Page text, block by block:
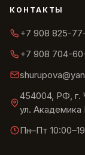
КОНТАКТЫ
+7 908 825-
+7 908 704-
454004, РФ, г.
ул. Академика
Пн–Пт